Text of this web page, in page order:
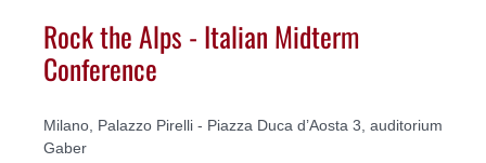
Rock the Alps - Italian Midterm
Conference
Milano, Palazzo Pirelli - Piazza Duca d’Aosta 3, auditorium
Gaber